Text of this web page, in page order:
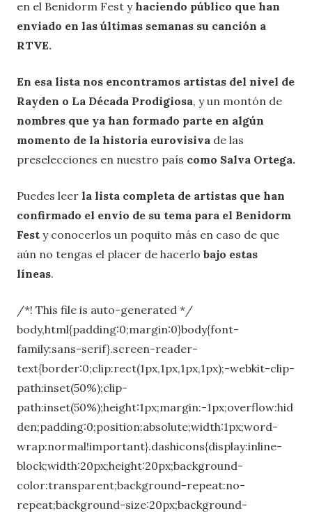
en el Benidorm Fest yhaciendo público que han
enviado en las últimas semanas su canción a
RTVE.
En esa lista nos encontramos artistas del nivel de
Rayden o La Década Prodigiosa, y un montón de
nombres que ya han formado parte en algún
momento de la historia eurovisiva de las
preselecciones en nuestro país como Salva Ortega.
Puedes leer la lista completa de artistas que han
confirmado el envío de su tema para el Benidorm
Fest y conocerlos un poquito más en caso de que
aún no tengas el placer de hacerlo bajo estas
líneas.
/*! This file is auto-generated */
body,html{padding:0;margin:0}body{font-
family:sans-serif}.screen-reader-
text{border:0;clip:rect(1px,1px,1px,1px);-webkit-clip-
path:inset(50%);clip-
path:inset(50%);height:1px;margin:-1px;overflow:hid
den;padding:0;position:absolute;width:1px;word-
wrap:normal!important}.dashicons{display:inline-
block;width:20px;height:20px;background-
color:transparent;background-repeat:no-
repeat;background-size:20px;background-